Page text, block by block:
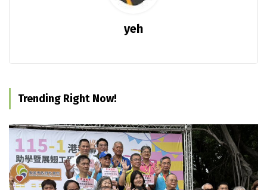
yeh
Trending Right Now!